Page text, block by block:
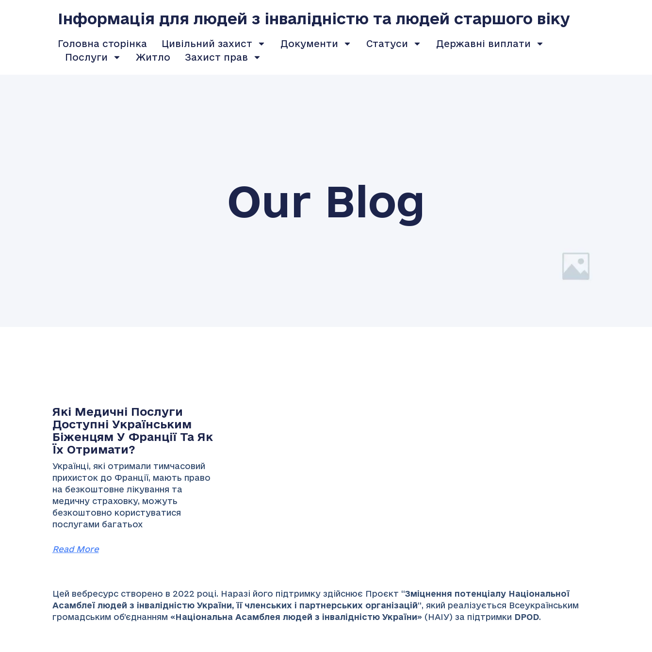
Інформація для людей з інвалідністю та людей старшого віку
Головна сторінка Цивільний захист Документи Статуси
Державні виплати
Послуги
Житло Захист прав
Our Blog
Які Медичні Послуги
Доступні Українським
Біженцям У Франції Та Як
Їх Отримати?
Українці, які отримали тимчасовий
прихисток до Франції, мають право
на безкоштовне лікування та
медичну страховку, можуть
безкоштовно користуватися
послугами багатьох
Read More
Цей вебресурс створено в 2022 році. Наразі його підтримку здійснює Проєкт “Зміцнення потенціалу Національної
Асамблеї людей з інвалідністю України, її членських і партнерських організацій”, який реалізується Всеукраїнським
громадським об’єднанням «Національна Асамблея людей з інвалідністю України» (НАІУ) за підтримки DPOD.